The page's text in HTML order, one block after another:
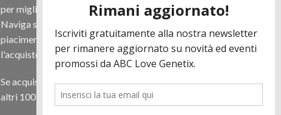
per migliaia di prodotti.
Naviga sul sito e scegli il tuo toro filtrando a
piacimento e scopri quanto può essere vantaggioso
l'acquisto online.
Se acquisti almeno 500€ di prodotti in regalo per te
altri 100 € in Tori. Contattaci per più informazioni.